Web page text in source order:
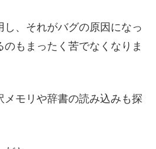
、それがバグの原因になっ
もまったく苦でなくなりま
モリや辞書の読み込みも探